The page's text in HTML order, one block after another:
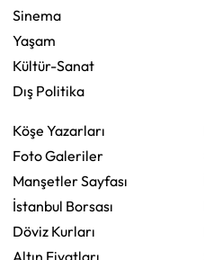
Sinema
Yaşam
Kültür-Sanat
Dış Politika
Köşe Yazarları
Foto Galeriler
Manşetler Sayfası
İstanbul Borsası
Döviz Kurları
Altın Fiyatları